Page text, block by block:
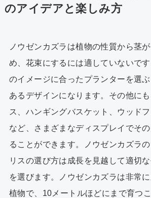
のアイデアと楽しみ方
ノウゼンカズラは植物の性質から茎
め、花束にするには適していないで
のイメージに合ったプランターを選
あるデザインになります。その他に
ス、ハンギングバスケット、ウッド
など、さまざまなディスプレイでそ
ることができます。ノウゼンカズラ
リスの選び方は成長を見越して適切
を選びます。ノウゼンカズラは非常
植物で、10メートルほどにまで育つ